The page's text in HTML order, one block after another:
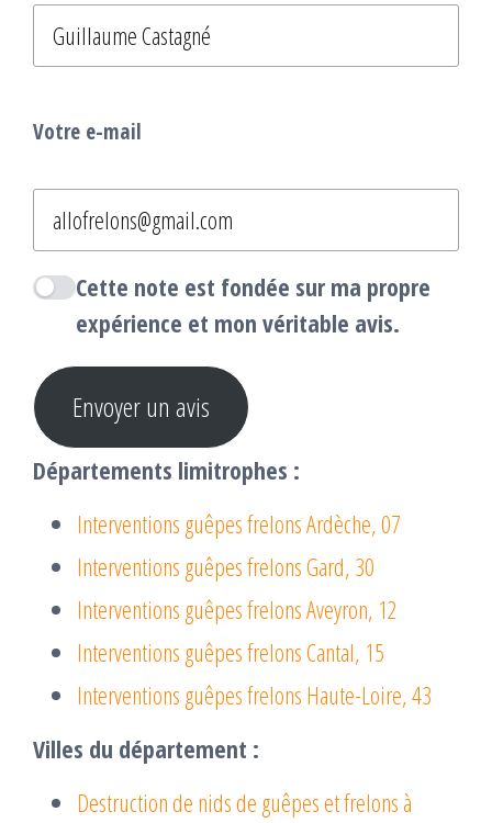
Votre e-mail
Cette note est fondée sur ma propre
expérience et mon véritable avis.
Envoyer un avis
Départements limitrophes :
Interventions guêpes frelons Ardèche, 07
Interventions guêpes frelons Gard, 30
Interventions guêpes frelons Aveyron, 12
Interventions guêpes frelons Cantal, 15
Interventions guêpes frelons Haute-Loire, 43
Villes du département :
Destruction de nids de guêpes et frelons à